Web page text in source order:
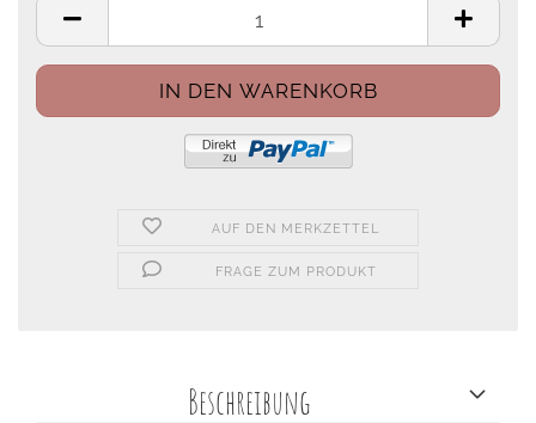
AUF DEN MERKZETTEL
FRAGE ZUM PRODUKT
Beschreibung